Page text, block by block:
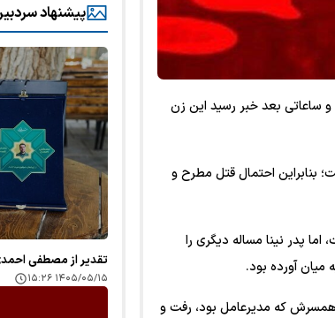
و ساعاتی بعد خبر رسید این زن
احتمال قتل مطرح و
پدر نینا مساله دیگری را
آورده بود.
همسرش که مدیرعامل بود، رفت و
پیشنهاد سردبیر
تقدیر از مصطفی
۱۴۰۵/۰۵/۱۵ ۱۵:۲۶